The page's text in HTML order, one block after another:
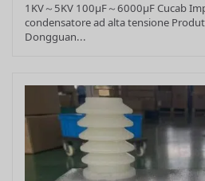
1KV～5KV 100μF～6000μF Cucab
condensatore ad alta tensione
Dongguan...